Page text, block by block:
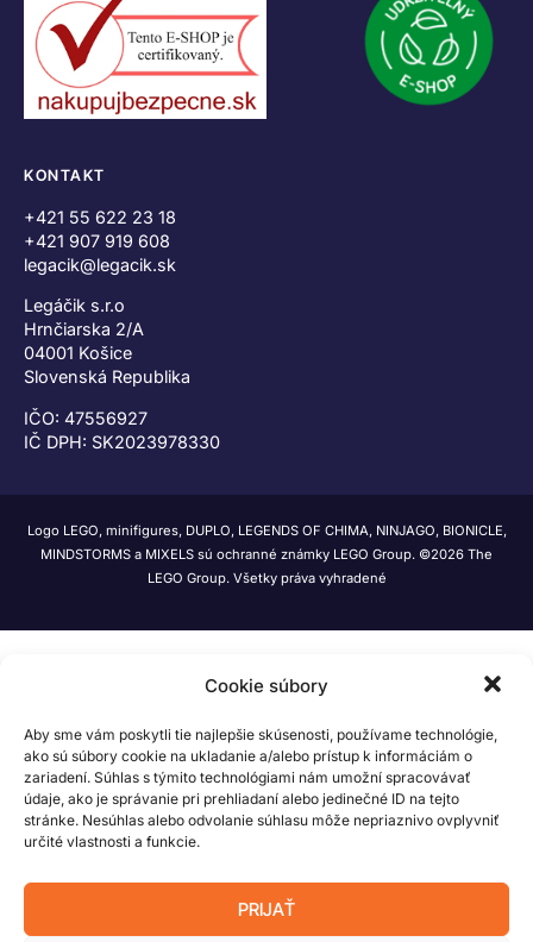
Cookie súbory
Aby sme vám poskytli tie najlepšie skúsenosti, používame technológie,
ako sú súbory cookie na ukladanie a/alebo prístup k informáciám o
zariadení. Súhlas s týmito technológiami nám umožní spracovávať
údaje, ako je správanie pri prehliadaní alebo jedinečné ID na tejto
stránke. Nesúhlas alebo odvolanie súhlasu môže nepriaznivo ovplyvniť
určité vlastnosti a funkcie.
PRIJAŤ
KONTAKT
+421 55 622 23 18
+421 907 919 608
legacik@legacik.sk
Legáčik s.r.o
Hrnčiarska 2/A
04001 Košice
Slovenská Republika
IČO: 47556927
IČ DPH: SK2023978330
Logo LEGO, minifigures, DUPLO, LEGENDS OF CHIMA, NINJAGO, BIONICLE,
MINDSTORMS a MIXELS sú ochranné známky LEGO Group. ©2026 The
LEGO Group. Všetky práva vyhradené